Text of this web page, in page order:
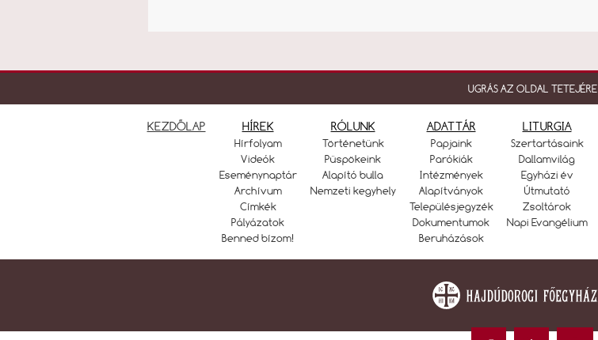
UGRÁS AZ OLDAL TETEJÉRE
KEZDŐLAP HÍREK
Hírfolyam
Videók
Eseménynaptár
Archívum
Címkék
Pályázatok
Benned bízom!
RÓLUNK
Történetünk
Püspökeink
Alapító bulla
Nemzeti kegyhely
ADATTÁR
Papjaink
Parókiák
Intézmények
Alapítványok
Településjegyzék
Dokumentumok
Beruházások
LITURGIA
Szertartásaink
Dallamvilág
Egyházi év
Útmutató
Zsoltárok
Napi Evangélium